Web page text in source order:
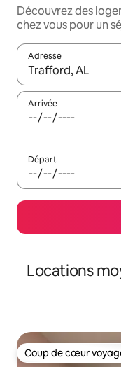
Découvrez des
chez vous pour un
Adresse
Lorsque les
Arrivée
Départ
Locations
Coup de cœur
Coup de cœur